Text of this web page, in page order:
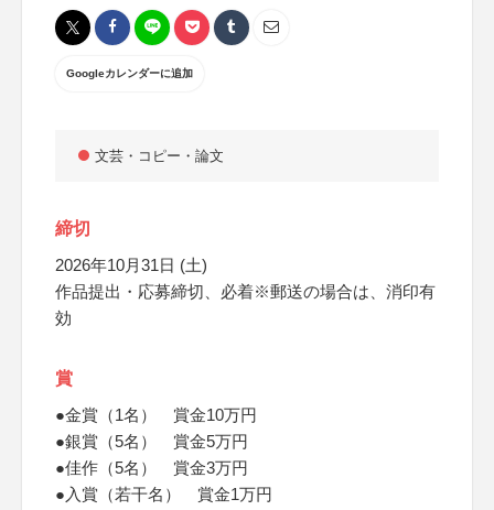
Googleカレンダーに追加
文芸・コピー・論文
締切
2026年10月31日 (土)
作品提出・応募締切、必着※郵送の場合は、消印有
効
賞
●金賞（1名） 賞金10万円
●銀賞（5名） 賞金5万円
●佳作（5名） 賞金3万円
●入賞（若干名） 賞金1万円